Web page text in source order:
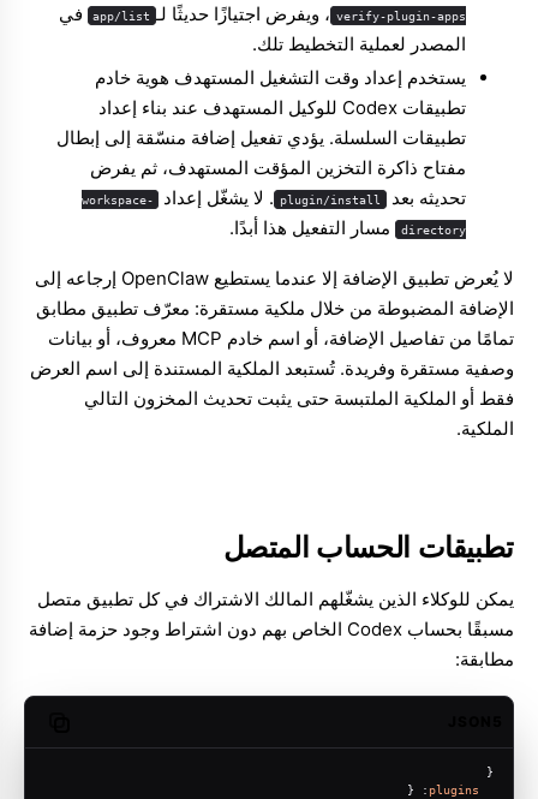
verify-plugin-apps ، ويفرض اجتيازًا حديثًا لـ app/list
في
المصدر لعملية التخطيط تلك.
يستخدم إعداد وقت التشغيل المستهدف هوية خادم
تطبيقات Codex للوكيل المستهدف عند بناء إعداد
تطبيقات السلسلة. يؤدي تفعيل إضافة منسّقة إلى إبطال
مفتاح ذاكرة التخزين المؤقت المستهدف، ثم يفرض
تحديثه بعد
plugin/install . لا يشغّل إعداد workspace-
directory مسار التفعيل هذا أبدًا.
لا يُعرض تطبيق الإضافة إلا عندما يستطيع OpenClaw إرجاعه إلى
الإضافة المضبوطة من خلال ملكية مستقرة: معرّف تطبيق مطابق
تمامًا من تفاصيل الإضافة، أو اسم خادم MCP معروف، أو بيانات
وصفية مستقرة وفريدة. تُستبعد الملكية المستندة إلى اسم العرض
فقط أو الملكية الملتبسة حتى يثبت تحديث المخزون التالي
الملكية.
تطبيقات الحساب المتصل
يمكن للوكلاء الذين يشغّلهم المالك الاشتراك في كل تطبيق متصل
مسبقًا بحساب Codex الخاص بهم دون اشتراط وجود حزمة إضافة
مطابقة:
{
plugins
: {